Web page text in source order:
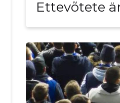
Ettevõtete